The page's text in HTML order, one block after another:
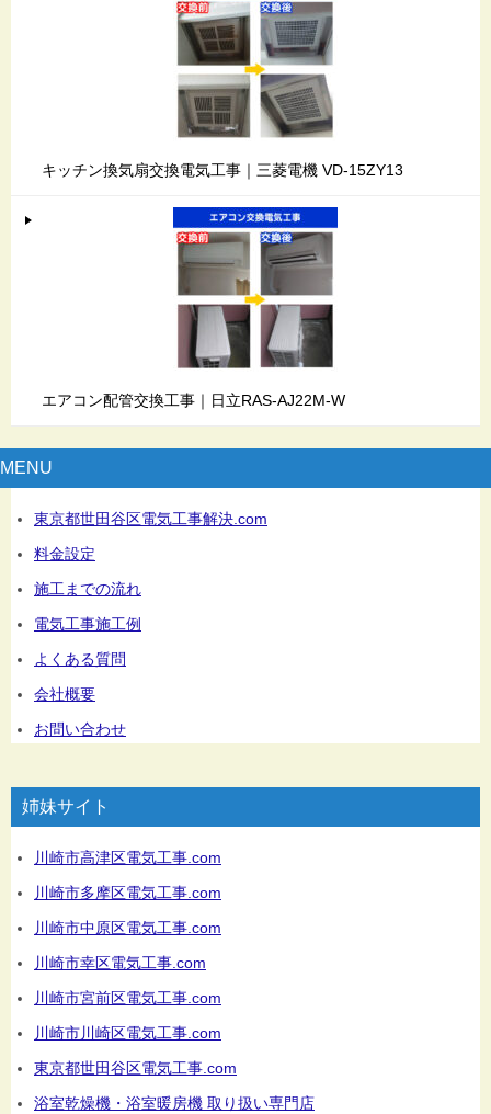
キッチン換気扇交換電気工事｜三菱電機 VD-15ZY13
エアコン配管交換工事｜日立RAS-AJ22M-W
MENU
東京都世田谷区電気工事解決.com
料金設定
施工までの流れ
電気工事施工例
よくある質問
会社概要
お問い合わせ
姉妹サイト
川崎市高津区電気工事.com
川崎市多摩区電気工事.com
川崎市中原区電気工事.com
川崎市幸区電気工事.com
川崎市宮前区電気工事.com
川崎市川崎区電気工事.com
東京都世田谷区電気工事.com
浴室乾燥機・浴室暖房機 取り扱い専門店